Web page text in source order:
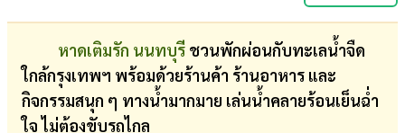
หาดเติมรัก นนทบุรี ชวนพักผ่อนกับทะเลน้ำจืด
ใกล้กรุงเทพฯ พร้อมด้วยร้านค้า ร้านอาหาร และ
กิจกรรมสนุก ๆ ทางน้ำมากมาย เล่นน้ำคลายร้อนเย็นฉ่ำ
ใจ ไม่ต้องขับรถไกล
ตรวจ
ผล
บอล